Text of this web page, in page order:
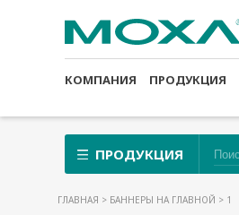
КОМПАНИЯ ПРОДУКЦИЯ
ПРОДУКЦИЯ
ГЛАВНАЯ > БАННЕРЫ НА ГЛАВНОЙ > 1